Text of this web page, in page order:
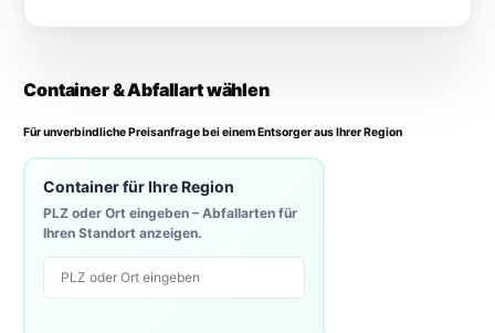
CDVO 09.02.2026
Container & Abfallart wählen
Für unverbindliche Preisanfrage bei einem Entsorger aus Ihrer Region
Container für Ihre Region
PLZ oder Ort eingeben – Abfallarten für
Ihren Standort anzeigen.